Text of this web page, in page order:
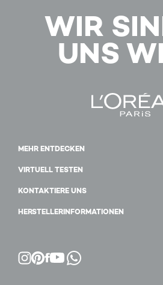
WIR
UNS
MEHR ENTDECKEN
VIRTUELL TESTEN
KONTAKTIERE UNS
HERSTELLERINFORMATIONEN
Facebook
YouTube